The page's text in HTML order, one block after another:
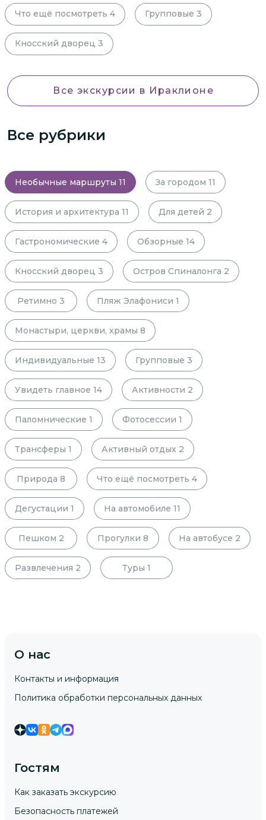
Что ещё посмотреть 4 Групповые 3
Кносский дворец 3
Все экскурсии в Ираклионе
Все рубрики
Необычные маршруты 11 За городом 11
История и архитектура 11 Для детей 2
Гастрономические 4 Обзорные 14
Кносский дворец 3 Остров Спиналонга 2
Ретимно 3 Пляж Элафониси 1
Монастыри, церкви, храмы 8
Индивидуальные 13 Групповые 3
Увидеть главное 14 Активности 2
Паломнические 1 Фотосессии 1
Трансферы 1 Активный отдых 2
Природа 8 Что ещё посмотреть 4
Дегустации 1 На автомобиле 11
Пешком 2 Прогулки 8 На автобусе 2
Развлечения 2 Туры 1
О нас
Контакты и информация
Политика обработки персональных данных
Гостям
Как заказать экскурсию
Безопасность платежей